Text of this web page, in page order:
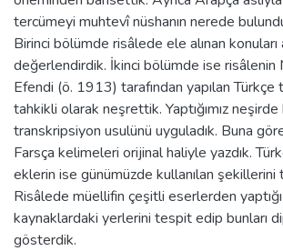
tercümeyi muhtevî nüshanın nerede
Birinci bölümde risâlede ele alınan konuları
değerlendirdik. İkinci bölümde ise risâlenin
Efendi (ö. 1913) tarafından yapılan Türkçe
tahkikli olarak neşrettik. Yaptığımız
transkripsiyon usulünü uyguladık. Buna
Farsça kelimeleri orijinal haliyle yazdık.
eklerin ise günümüzde kullanılan şekillerini
Risâlede müellifin çeşitli eserlerden yaptığı
kaynaklardaki yerlerini tespit edip bunları
gösterdik.